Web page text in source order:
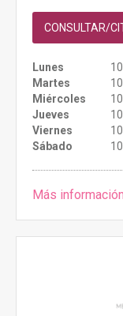
CONSULTAR/
Lunes
Martes
Miércoles
Jueves
Viernes
Sábado
Más información